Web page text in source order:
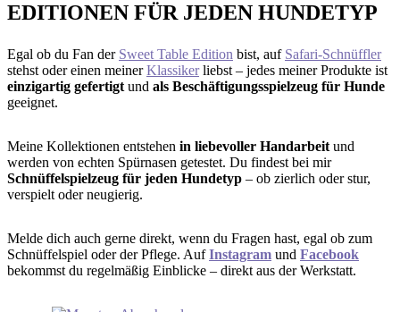
EDITIONEN FÜR JEDEN HUNDETYP
Egal ob du Fan der Sweet Table Edition bist, auf Safari-Schnüffler
stehst oder einen meinerKlassikerliebst – jedes meiner Produkte ist
einzigartig gefertigt und als Beschäftigungsspielzeug für Hunde
geeignet.
Meine Kollektionen entstehen in liebevoller Handarbeit und
werden von echten Spürnasen getestet. Du findest bei mir
Schnüffelspielzeug für jeden Hundetyp – ob zierlich oder stur,
verspielt oder neugierig.
Melde dich auch gerne direkt, wenn du Fragen hast, egal ob zum
Schnüffelspiel oder der Pflege. AufInstagram und Facebook
bekommst du regelmäßig Einblicke – direkt aus der Werkstatt.